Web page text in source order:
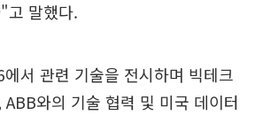
고 말했다.
서 관련 기술을 전시하며 빅테크
와의 기술 협력 및 미국 데이터